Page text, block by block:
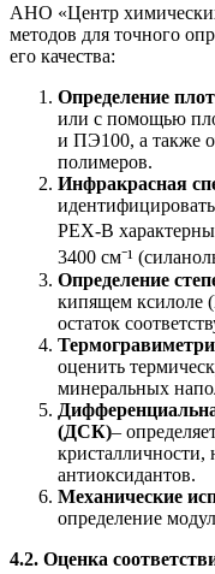
АНО «Центр
методов для точного
его качества:
Определение
или с помощью
и ПЭ100, а также
полимеров.
Инфракрасная
PEX-B
3400 см⁻¹
Определение
кипящем ксилоле
остаток
оценить
минеральных
(ДСК)–
кристалличности,
антиоксидантов.
Механические
определение
4.2. Оценка